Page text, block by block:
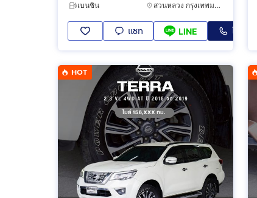
เบนซิน
สวนหลวง กรุงเทพมหานคร
แชท LINE โทร
HOT